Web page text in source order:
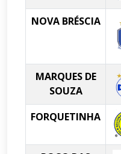
NOVA BRÉSCIA
MARQUES DE
SOUZA
FORQUETINHA